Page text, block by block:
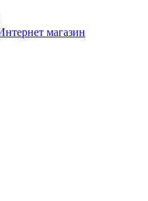
магазин